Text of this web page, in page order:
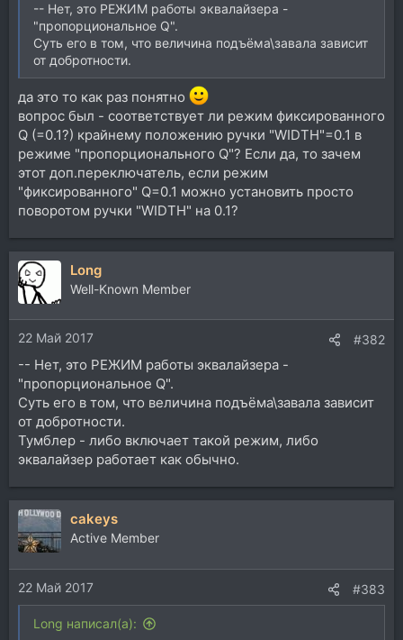
-- Нет, это РЕЖИМ работы эквалайзера -
"пропорциональное Q".
Суть его в том, что величина подъёма\завала зависит
от добротности.
да это то как раз понятно
вопрос был - соответствует ли режим фиксированного
Q (=0.1?) крайнему положению ручки "WIDTH"=0.1 в
режиме "пропорционального Q"? Если да, то зачем
этот доп.переключатель, если режим
"фиксированного" Q=0.1 можно установить просто
поворотом ручки "WIDTH" на 0.1?
Long
Well-Known Member
22 Май 2017 #382
-- Нет, это РЕЖИМ работы эквалайзера -
"пропорциональное Q".
Суть его в том, что величина подъёма\завала зависит
от добротности.
Тумблер - либо включает такой режим, либо
эквалайзер работает как обычно.
cakeys
Active Member
22 Май 2017 #383
Long написал(а):